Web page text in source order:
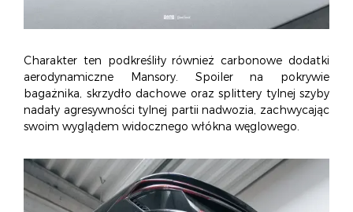
Charakter ten podkreśliły również carbonowe dodatki
aerodynamiczne Mansory. Spoiler na pokrywie
bagażnika, skrzydło dachowe oraz splittery tylnej szyby
nadały agresywności tylnej partii nadwozia, zachwycając
swoim wyglądem widocznego włókna węglowego.